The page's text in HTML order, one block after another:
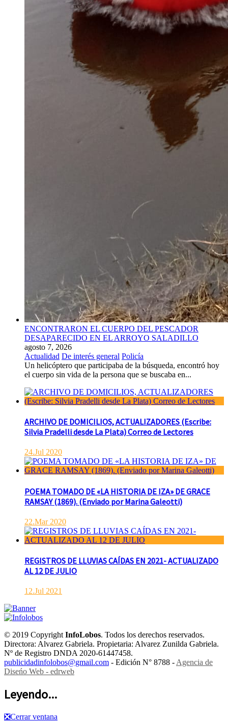
ENCONTRARON EL CUERPO DEL PESCADOR
DESAPARECIDO EN EL ARROYO SALADILLO
agosto 7, 2026
Actualidad De interés general Policía
Un helicóptero que participaba de la búsqueda, encontró hoy
el cuerpo sin vida de la persona que se buscaba en...
ARCHIVO DE DOMICILIOS, ACTUALIZADORES (Escribe:
Silvia Pradelli desde La Plata) Correo de Lectores
24.Jul 2020
POEMA TOMADO DE «LA HISTORIA DE IZA» DE GRACE
RAMSAY (1869). (Enviado por Marina Galeotti)
22.Mar 2020
REGISTROS DE LLUVIAS CAÍDAS EN 2021- ACTUALIZADO
AL 12 DE JULIO
12.Jul 2021
© 2019 CopyrightInfoLobos. Todos los derechos reservados.
Directora: Alvarez Gabriela. Propietaria: Alvarez Zunilda Gabriela.
Nº de Registro DNDA 2020-61447458.
publicidadinfolobos@gmail.com - Edición N° 8788 -Agencia de
Diseńo Web - edrweb
Leyendo...
❎Cerrar ventana